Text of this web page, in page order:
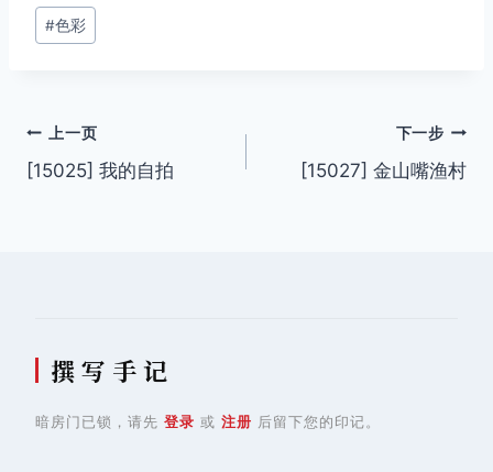
签：
#色彩
文
章
上一页
[15025] 我的自拍
下一步
[15027] 金山嘴渔村
撰 写 手 记
暗房门已锁，请先 登录 或 注册 后留下您的印记。